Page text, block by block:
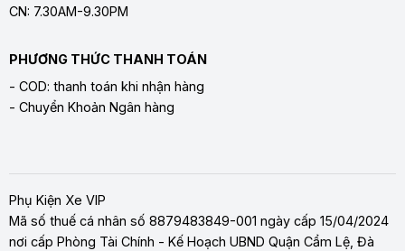
CN: 7.30AM-9.30PM
PHƯƠNG THỨC THANH TOÁN
- COD: thanh toán khi nhận hàng
- Chuyển Khoản Ngân hàng
Phụ Kiện Xe VIP
Mã số thuế cá nhân số 8879483849-001 ngày cấp 15/04/2024
nơi cấp Phòng Tài Chính - Kế Hoạch UBND Quận Cẩm Lệ, Đà